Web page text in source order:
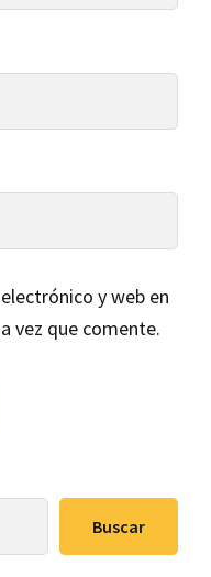
y web en
vez que comente.
Buscar